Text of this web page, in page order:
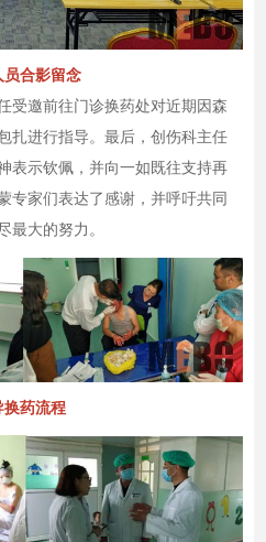
员合影留念
邀前往门诊换药处对近期因森
扎进行指导。最后，创伤科主任
表示钦佩，并向一如既往支持再
专家们表达了感谢，并呼吁共同
最大的努力。
换药流程